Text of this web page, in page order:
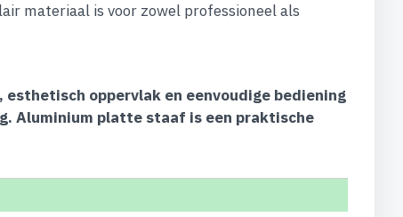
materiaal is voor zowel professioneel als
oppervlak en eenvoudige bediening
Aluminium platte staaf is een praktische